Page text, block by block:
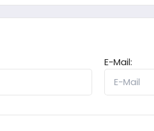
E-Mail: